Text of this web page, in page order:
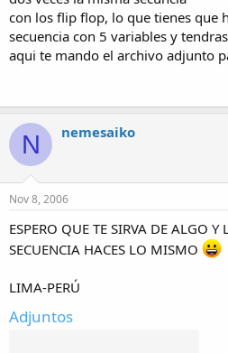
con los flip flop, lo que tienes que
secuencia con 5 variables y
aqui te mando el archivo adjunto
N nemesaiko
Nov 8, 2006
ESPERO QUE TE SIRVA DE ALGO Y
SECUENCIA HACES LO MISMO
LIMA-PERÚ
Adjuntos